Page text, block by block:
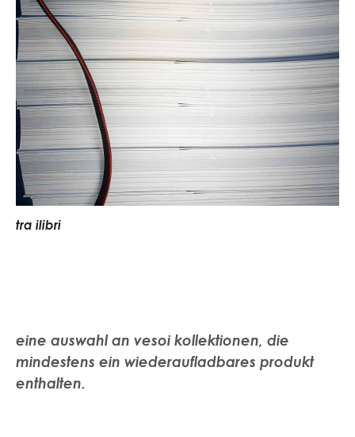
tra ilibri
eine auswahl an vesoi kollektionen, die
mindestens ein wiederaufladbares produkt
enthalten.